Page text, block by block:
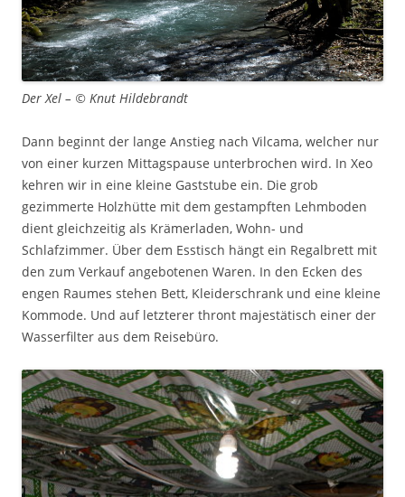
Der Xel – © Knut Hildebrandt
Dann beginnt der lange Anstieg nach Vilcama, welcher nur
von einer kurzen Mittagspause unterbrochen wird. In Xeo
kehren wir in eine kleine Gaststube ein. Die grob
gezimmerte Holzhütte mit dem gestampften Lehmboden
dient gleichzeitig als Krämerladen, Wohn- und
Schlafzimmer. Über dem Esstisch hängt ein Regalbrett mit
den zum Verkauf angebotenen Waren. In den Ecken des
engen Raumes stehen Bett, Kleiderschrank und eine kleine
Kommode. Und auf letzterer thront majestätisch einer der
Wasserfilter aus dem Reisebüro.